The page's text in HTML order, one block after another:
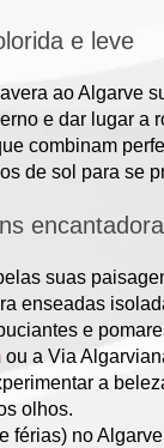
e leve
ao Algarve
e dar lugar a
combinam
de sol para se
suas
enseadas
e
ou a Via
a
olhos.
férias) no